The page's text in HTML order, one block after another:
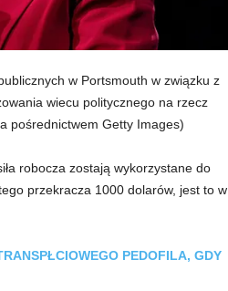
w Portsmouth w związku z
wiecu politycznego na rzecz
pośrednictwem Getty Images)
robocza zostają wykorzystane do
przekracza 1000 dolarów, jest to w
PEDOFILA, GDY